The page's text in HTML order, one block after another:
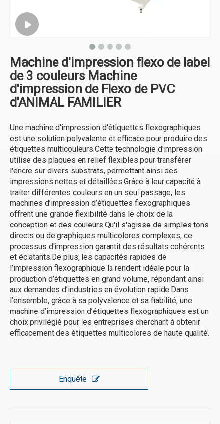
Machine d'impression flexo de label
de 3 couleurs Machine
d'impression de Flexo de PVC
d'ANIMAL FAMILIER
Une machine d'impression d'étiquettes flexographiques
est une solution polyvalente et efficace pour produire des
étiquettes multicouleurs.Cette technologie d'impression
utilise des plaques en relief flexibles pour transférer
l'encre sur divers substrats, permettant ainsi des
impressions nettes et détaillées.Grâce à leur capacité à
traiter différentes couleurs en un seul passage, les
machines d’impression d’étiquettes flexographiques
offrent une grande flexibilité dans le choix de la
conception et des couleurs.Qu'il s'agisse de simples tons
directs ou de graphiques multicolores complexes, ce
processus d'impression garantit des résultats cohérents
et éclatants.De plus, les capacités rapides de
l’impression flexographique la rendent idéale pour la
production d’étiquettes en grand volume, répondant ainsi
aux demandes d’industries en évolution rapide.Dans
l’ensemble, grâce à sa polyvalence et sa fiabilité, une
machine d’impression d’étiquettes flexographiques est un
choix privilégié pour les entreprises cherchant à obtenir
efficacement des étiquettes multicolores de haute qualité.
Enquête